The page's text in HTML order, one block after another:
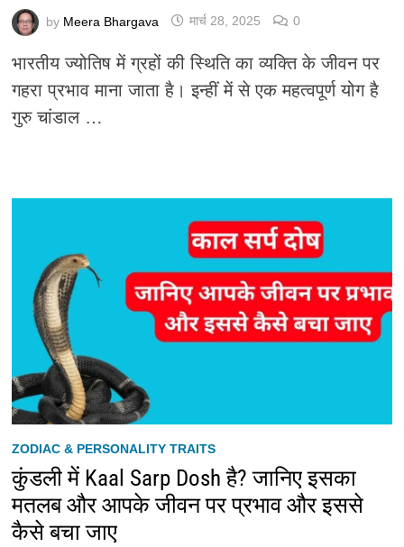
by Meera Bhargava मार्च 28, 2025 0
भारतीय ज्योतिष में ग्रहों की स्थिति का व्यक्ति के जीवन पर
गहरा प्रभाव माना जाता है। इन्हीं में से एक महत्वपूर्ण योग है
गुरु चांडाल …
ZODIAC & PERSONALITY TRAITS
कुंडली में Kaal Sarp Dosh है? जानिए इसका
मतलब और आपके जीवन पर प्रभाव और इससे
कैसे बचा जाए